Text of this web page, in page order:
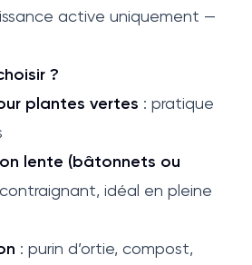
active uniquement —
?
plantes vertes : pratique
lente (bâtonnets ou
idéal en pleine
: purin d’ortie, compost,